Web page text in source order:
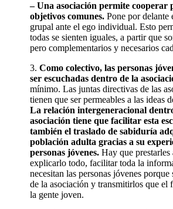
– Una asociación permite cooperar
objetivos comunes. Pone por delante
grupal ante el ego individual. Esto
todas se sienten iguales, a partir que
pero complementarios y necesarios
3.Como colectivo, las personas
ser escuchadas dentro de la
mínimo. Las juntas directivas de las
tienen que ser permeables a las ideas
La relación intergeneracional
asociación tiene que facilitar esta
también el traslado de sabiduría
población adulta gracias a su
personas jóvenes. Hay que prestarles
explicarlo todo, facilitar toda la
necesitan las personas jóvenes porque
de la asociación y transmitirlos que el
la gente joven.